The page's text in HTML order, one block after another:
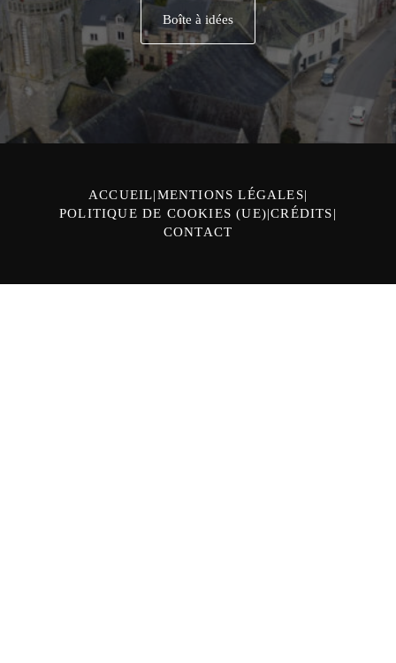
Boîte à idées
ACCUEIL MENTIONS LÉGALES
POLITIQUE DE COOKIES (UE) CRÉDITS
CONTACT